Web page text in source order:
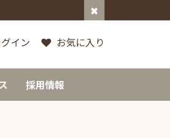
イン お気に入り
採用情報